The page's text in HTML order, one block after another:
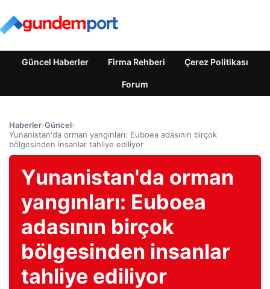
Güncel Haberler Firma Rehberi Çerez Politikası
Forum
Haberler›Güncel›
Yunanistan'da orman yangınları: Euboea adasının birçok
bölgesinden insanlar tahliye ediliyor
Yunanistan'da orman
yangınları: Euboea
adasının birçok
bölgesinden insanlar
tahliye ediliyor